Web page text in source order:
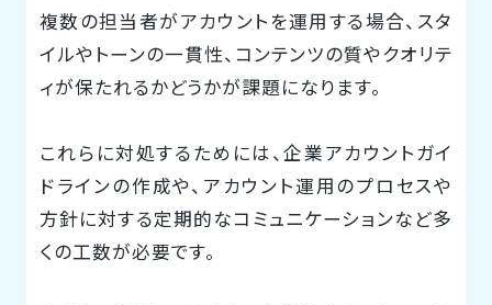
複数の担当者がアカウントを運用する場合、スタ
イルやトーンの一貫性、コンテンツの質やクオリテ
ィが保たれるかどうかが課題になります。
これらに対処するためには、企業アカウントガイ
ドラインの作成や、アカウント運用のプロセスや
方針に対する定期的なコミュニケーションなど多
くの工数が必要です。